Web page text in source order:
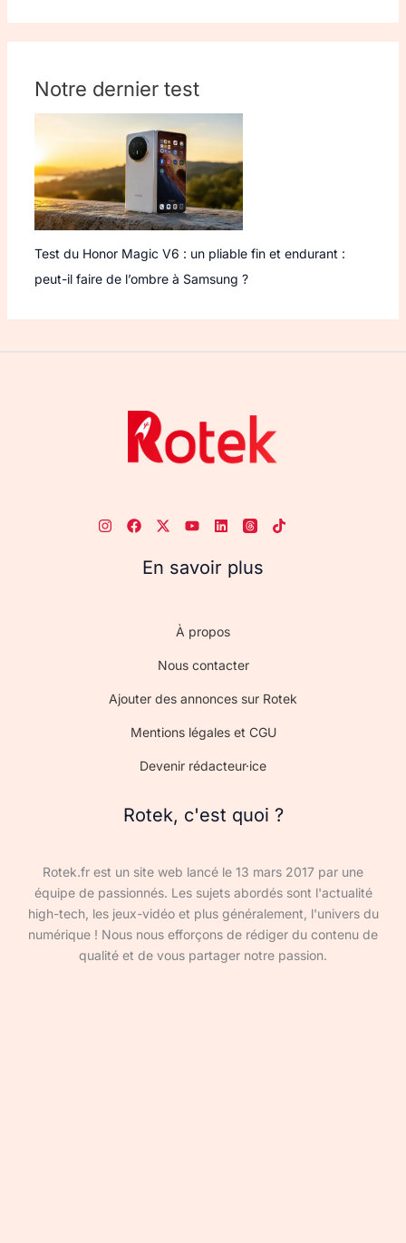
Notre dernier test
Test du Honor Magic V6 : un pliable fin et endurant :
peut-il faire de l’ombre à Samsung ?
En savoir plus
À propos
Nous contacter
Ajouter des annonces sur Rotek
Mentions légales et CGU
Devenir rédacteur·ice
Rotek, c'est quoi ?
Rotek.fr est un site web lancé le 13 mars 2017 par une
équipe de passionnés. Les sujets abordés sont l'actualité
high-tech, les jeux-vidéo et plus généralement, l'univers du
numérique ! Nous nous efforçons de rédiger du contenu de
qualité et de vous partager notre passion.